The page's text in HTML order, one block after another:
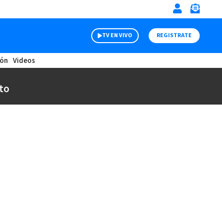
TV EN VIVO REGISTRATE
Videos